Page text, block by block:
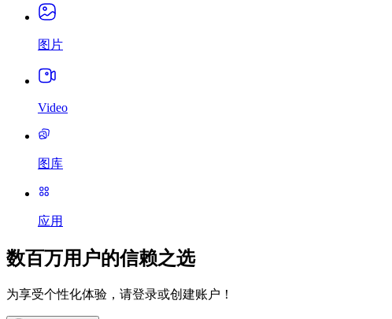
图片
Video
图库
应用
数百万用户的信赖之选
为享受个性化体验，请登录或创建账户！